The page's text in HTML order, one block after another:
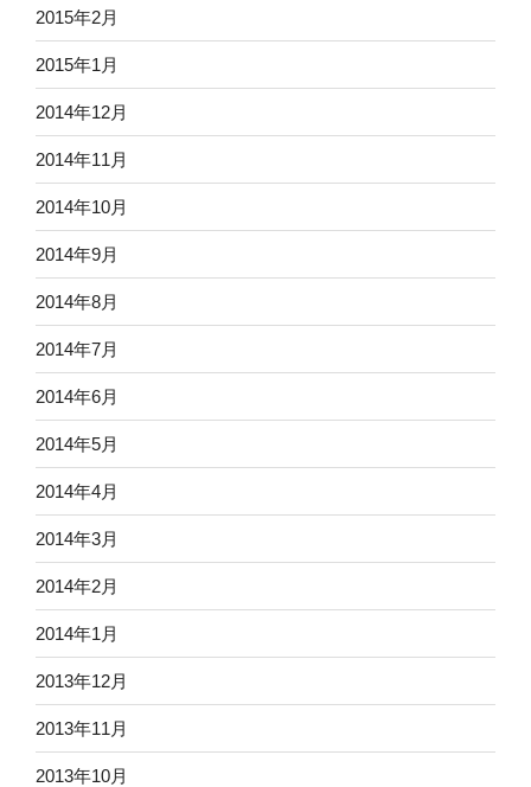
2015年2月
2015年1月
2014年12月
2014年11月
2014年10月
2014年9月
2014年8月
2014年7月
2014年6月
2014年5月
2014年4月
2014年3月
2014年2月
2014年1月
2013年12月
2013年11月
2013年10月